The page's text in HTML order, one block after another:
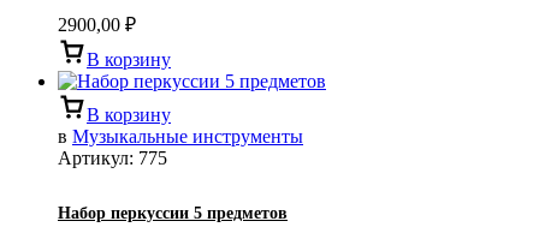
2900,00 ₽
В корзину
В корзину
в Музыкальные инструменты
Артикул: 775
Набор перкуссии 5 предметов